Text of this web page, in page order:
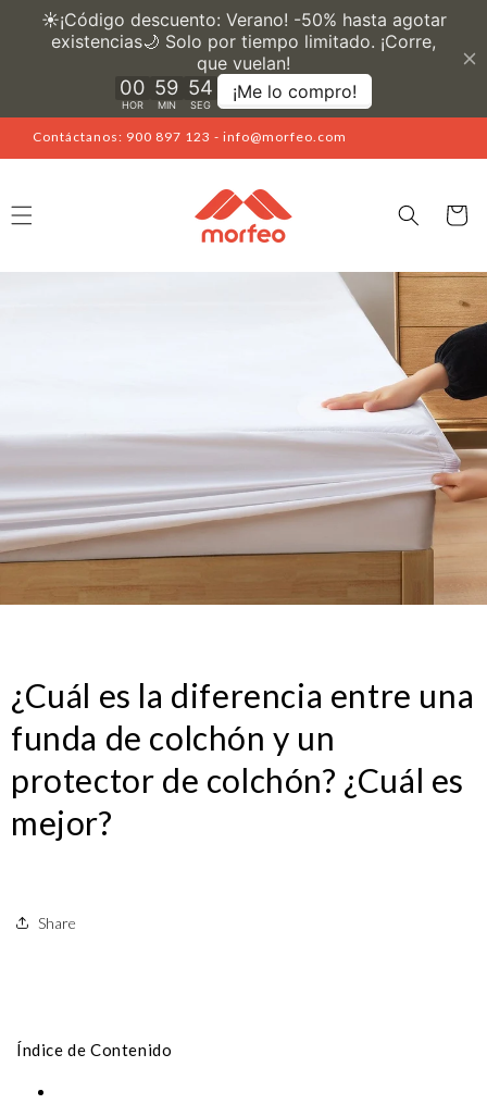
directamente
al contenido
Contáctanos: 900 897 123 - info@morfeo.com
Carrito
¿Cuál es la diferencia entre una
funda de colchón y un
protector de colchón? ¿Cuál es
mejor?
Share
Índice de Contenido